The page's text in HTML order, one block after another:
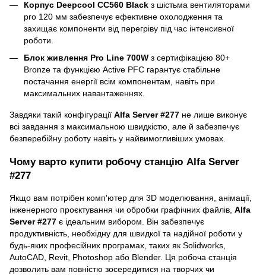
Корпус Deepcool CC560 Black з шістьма вентиляторами
pro 120 мм забезпечує ефективне охолодження та
захищає компоненти від перегріву під час інтенсивної
роботи.
Блок живлення Pro Line 700W з сертифікацією 80+
Bronze та функцією Active PFC гарантує стабільне
постачання енергії всім компонентам, навіть при
максимальних навантаженнях.
Завдяки такій конфігурації Alfa Server #277 не лише виконує
всі завдання з максимальною швидкістю, але й забезпечує
безперебійну роботу навіть у найвимогливіших умовах.
Чому варто купити робочу станцію Alfa Server
#277
Якщо вам потрібен комп'ютер для 3D моделювання, анімації,
інженерного проєктування чи обробки графічних файлів, Alfa
Server #277 є ідеальним вибором. Він забезпечує
продуктивність, необхідну для швидкої та надійної роботи у
будь-яких професійних програмах, таких як Solidworks,
AutoCAD, Revit, Photoshop або Blender. Ця робоча станція
дозволить вам повністю зосередитися на творчих чи